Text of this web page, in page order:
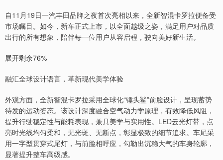
自11月19日一汽丰田品牌之夜首次亮相以来，全新智混卡罗拉便备受
市场瞩目。如今，新车正式上市，以全面越级之姿，满足用户对品质
出行的所有想象，陪伴每一位用户从容启程，驶向美好新生活。
展开剩余76%
融汇全球设计语言，革新现代美学体验
外观方面，全新智混卡罗拉采用全球化“锤头鲨”前脸设计，呈现蓄势
待发的运动姿态。该设计深度融合空气动力学原理，有效降低风阻，
提升行驶稳定性与能耗表现，兼具美学与实用性。LED云光灯带，点
亮时光线均匀柔和，无光斑、无断点，彰显极致的细节追求。车尾采
用一字型贯穿式尾灯，与前脸相呼应，勾勒出沉稳大气的车身轮廓，
显著提升整车高级感。